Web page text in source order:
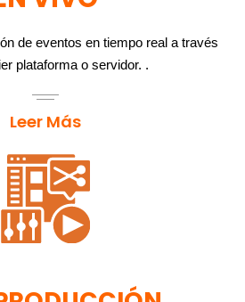
de eventos en tiempo real a través
plataforma o servidor. .
Leer Más